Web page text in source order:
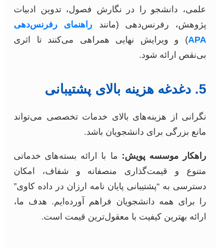
علمی، دانشجو را در نگارش فصول، تدوین ادبیات
پژوهش، رفرنس‌دهی (مانند راهنمای رفرنس‌دهی
APA) و ویرایش نهایی همراهی می‌کنند تا اثری
بی‌نقص ارائه شود.
5. دغدغه هزینه بالای پشتیبانی
نگرانی از هزینه‌های بالای خدمات تخصصی می‌تواند
مانع بزرگی برای دانشجویان باشد.
راهکار موسسه پویش: ما با ارائه بسته‌های خدماتی
متنوع و قیمت‌گذاری منصفانه و شفاف، امکان
دسترسی به “پشتیبانی پایان نامه ارزان در داده کاوی”
را برای همه دانشجویان فراهم آورده‌ایم. هدف ما،
ارائه بهترین کیفیت با معقول‌ترین قیمت است.